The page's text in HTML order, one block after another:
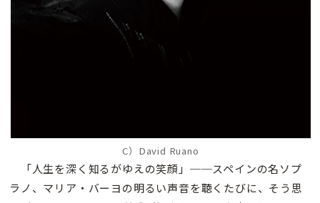
C）David Ruano
「人生を深く知るがゆえの笑顔」──スペインの名ソプ
ラノ、マリア・バーヨの明るい声音を聴くたびに、そう思